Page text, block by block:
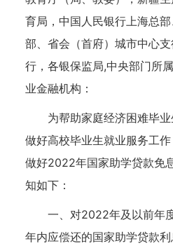
育局，中国人民银行上海总
部、省会（首府）城市中心
行，各银保监局,中央部门所
业金融机构：
为帮助家庭经济困难毕
做好高校毕业生就业服务工
做好2022年国家助学贷款免
知如下：
一、对2022年及以前年
年内应偿还的国家助学贷款